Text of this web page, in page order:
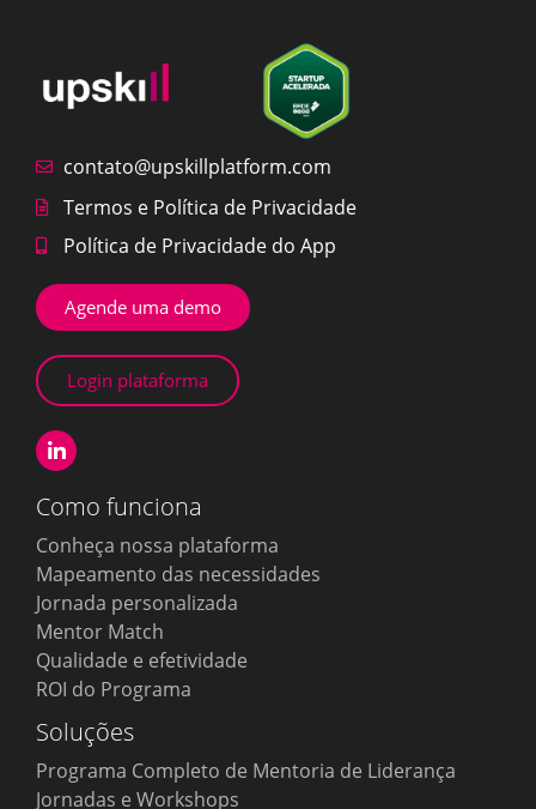
contato@upskillplatform.com
Termos e Política de Privacidade
Política de Privacidade do App
Agende uma demo
Login plataforma
Como funciona
Conheça nossa plataforma
Mapeamento das necessidades
Jornada personalizada
Mentor Match
Qualidade e efetividade
ROI do Programa
Soluções
Programa Completo de Mentoria de Liderança
Jornadas e Workshops